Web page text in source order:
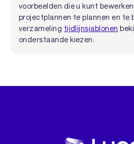
voorbeelden die u kunt
projectplannen te plannen en te
verzameling tijdlijnsjablonen
onderstaande kiezen.